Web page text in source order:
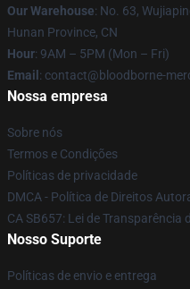
Our Warehouse: No. 63,
Hunan Province, CN
Hour: 9AM – 5PM (Mon – Fri)
Email : contact@bloodborne-
Nossa empresa
Sobre nós
Termos e Condições
Políticas de privacidade
DMCA - Política de Direitos
CA SB657: Lei de Transparência
Nosso Suporte
Políticas de envio e entrega